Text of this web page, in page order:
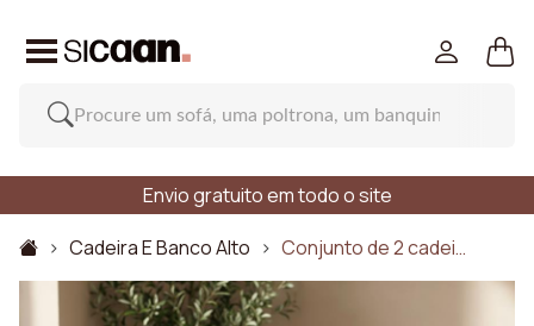
Envio gratuito em todo o site
Cadeira E Banco Alto
Conjunto de 2 cadei…